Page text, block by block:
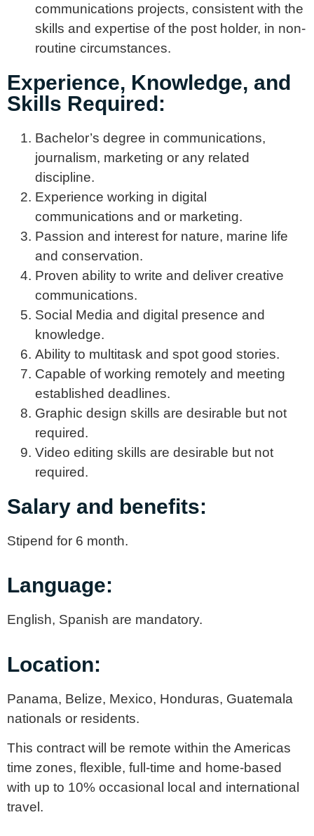
communications projects, consistent with the
skills and expertise of the post holder, in non-
routine circumstances.
Experience, Knowledge, and
Skills Required:
Bachelor’s degree in communications,
journalism, marketing or any related
discipline.
Experience working in digital
communications and or marketing.
Passion and interest for nature, marine life
and conservation.
Proven ability to write and deliver creative
communications.
Social Media and digital presence and
knowledge.
Ability to multitask and spot good stories.
Capable of working remotely and meeting
established deadlines.
Graphic design skills are desirable but not
required.
Video editing skills are desirable but not
required.
Salary and benefits:
Stipend for 6 month.
Language:
English, Spanish are mandatory.
Location:
Panama, Belize, Mexico, Honduras, Guatemala
nationals or residents.
This contract will be remote within the Americas
time zones, flexible, full-time and home-based
with up to 10% occasional local and international
travel.